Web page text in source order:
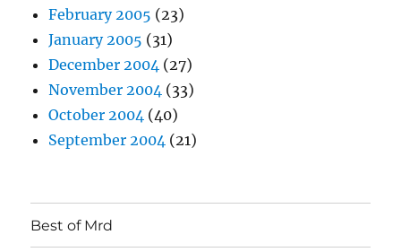
February 2005 (23)
January 2005 (31)
December 2004 (27)
November 2004 (33)
October 2004 (40)
September 2004 (21)
Best of Mrd